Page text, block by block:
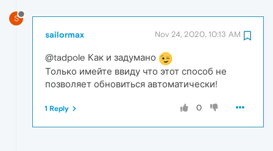
S
sailormax Nov 24, 2020, 10:13 AM
@tadpole Как и задумано
Только имейте ввиду что этот способ не
позволяет обновиться автоматически!
0
1 Reply